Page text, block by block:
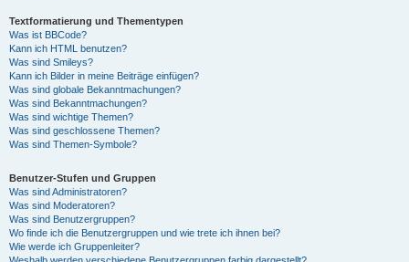
Textformatierung und Thementypen
Was ist BBCode?
Kann ich HTML benutzen?
Was sind Smileys?
Kann ich Bilder in meine Beiträge einfügen?
Was sind globale Bekanntmachungen?
Was sind Bekanntmachungen?
Was sind wichtige Themen?
Was sind geschlossene Themen?
Was sind Themen-Symbole?
Benutzer-Stufen und Gruppen
Was sind Administratoren?
Was sind Moderatoren?
Was sind Benutzergruppen?
Wo finde ich die Benutzergruppen und wie trete ich ihnen bei?
Wie werde ich Gruppenleiter?